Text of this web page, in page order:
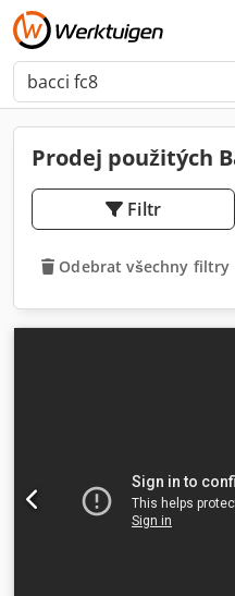
Prodej použitých
Filtr
Odebrat všechny filtry